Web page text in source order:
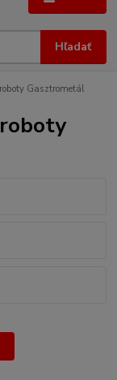
Hľadať
Gasztrometál